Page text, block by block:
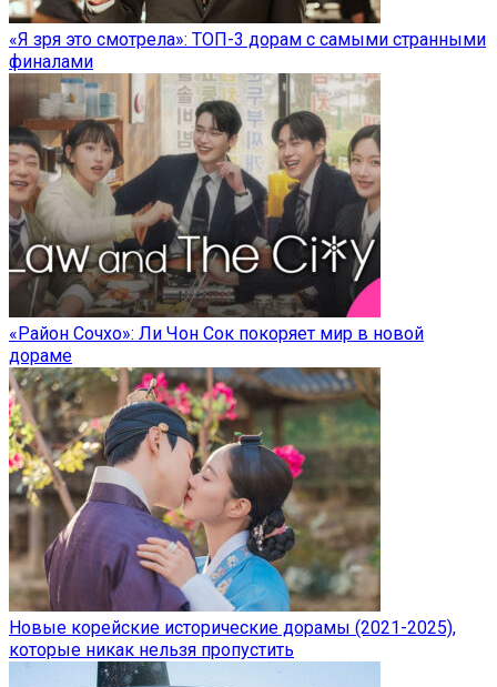
«Я зря это смотрела»: ТОП-3 дорам с самыми странными
финалами
«Район Сочхо»: Ли Чон Сок покоряет мир в новой
дораме
Новые корейские исторические дорамы (2021-2025),
которые никак нельзя пропустить